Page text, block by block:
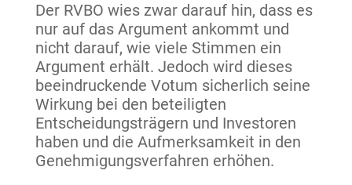
Der RVBO wies zwar darauf hin, dass es
nur auf das Argument ankommt und
nicht darauf, wie viele Stimmen ein
Argument erhält. Jedoch wird dieses
beeindruckende Votum sicherlich seine
Wirkung bei den beteiligten
Entscheidungsträgern und Investoren
haben und die Aufmerksamkeit in den
Genehmigungsverfahren erhöhen.